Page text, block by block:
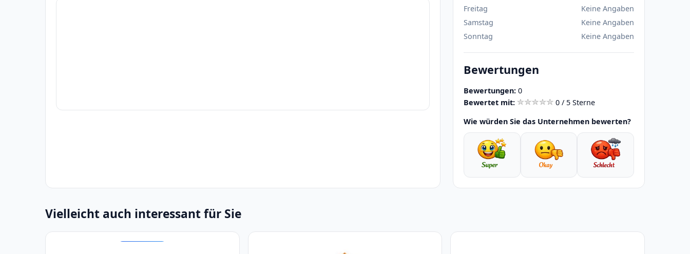
Freitag
Keine Angaben
Samstag
Keine Angaben
Sonntag
Keine Angaben
Bewertungen
Bewertungen: 0
Bewertet mit:
0 / 5 Sterne
Wie würden Sie das Unternehmen bewerten?
Vielleicht auch interessant für Sie